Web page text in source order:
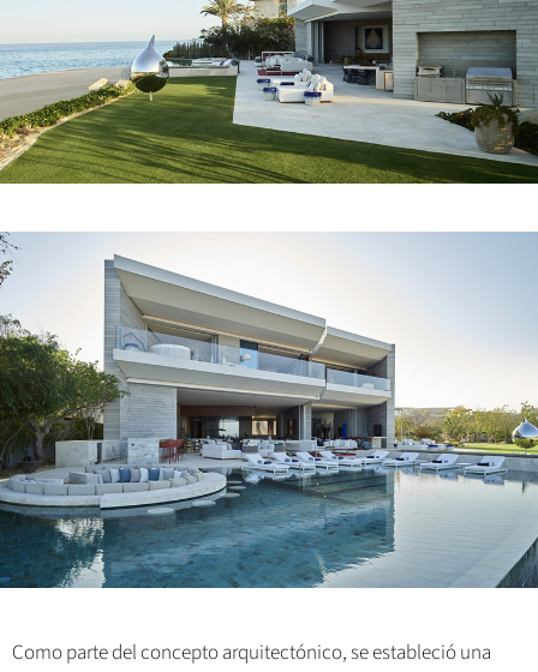
Como parte del concepto arquitectónico, se estableció una